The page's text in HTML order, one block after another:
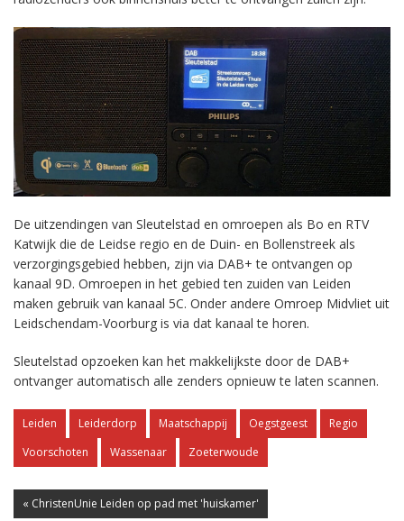
De uitzendingen van Sleutelstad en omroepen als Bo en RTV
Katwijk die de Leidse regio en de Duin- en Bollenstreek als
verzorgingsgebied hebben, zijn via DAB+ te ontvangen op
kanaal 9D. Omroepen in het gebied ten zuiden van Leiden
maken gebruik van kanaal 5C. Onder andere Omroep Midvliet uit
Leidschendam-Voorburg is via dat kanaal te horen.
Sleutelstad opzoeken kan het makkelijkste door de DAB+
ontvanger automatisch alle zenders opnieuw te laten scannen.
Leiden Leiderdorp Maatschappij Oegstgeest
Regio
Voorschoten
Wassenaar Zoeterwoude
« ChristenUnie Leiden op pad met 'huiskamer'